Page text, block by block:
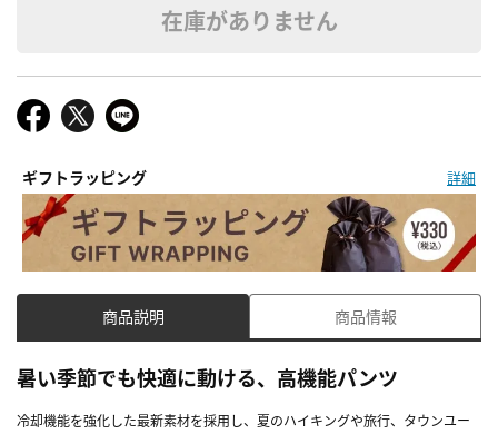
在庫がありません
ギフトラッピング 詳細
商品説明 商品情報
暑い季節でも快適に動ける、高機能パンツ
冷却機能を強化した最新素材を採用し、夏のハイキングや旅行、タウンユー